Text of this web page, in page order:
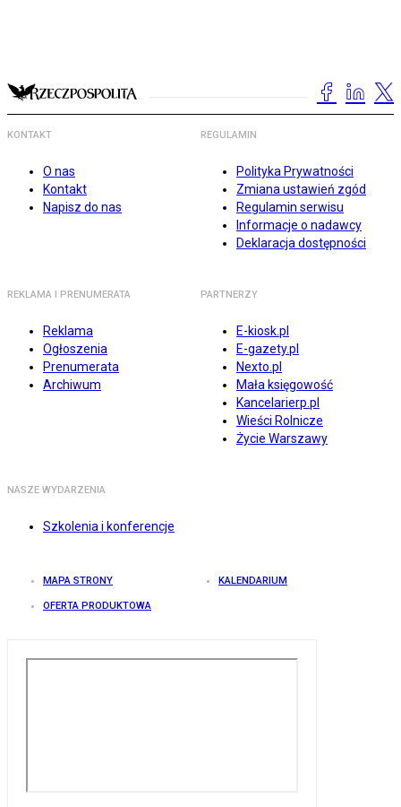
KONTAKT
O nas
Kontakt
Napisz do nas
REGULAMIN
Polityka Prywatności
Zmiana ustawień zgód
Regulamin serwisu
Informacje o nadawcy
Deklaracja dostępności
REKLAMA I PRENUMERATA
Reklama
Ogłoszenia
Prenumerata
Archiwum
PARTNERZY
E-kiosk.pl
E-gazety.pl
Nexto.pl
Mała księgowość
Kancelarierp.pl
Wieści Rolnicze
Życie Warszawy
NASZE WYDARZENIA
Szkolenia i konferencje
MAPA STRONY KALENDARIUM
OFERTA PRODUKTOWA